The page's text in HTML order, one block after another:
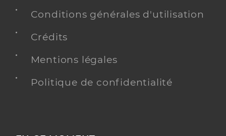
Conditions générales d'utilisation
Crédits
Mentions légales
Politique de confidentialité